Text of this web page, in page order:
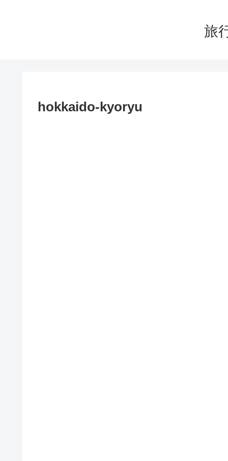
旅
hokkaido-kyoryu